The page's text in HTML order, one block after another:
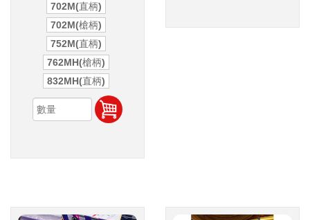
702M(直柄)
702M(槍柄)
752M(直柄)
762MH(槍柄)
832MH(直柄)